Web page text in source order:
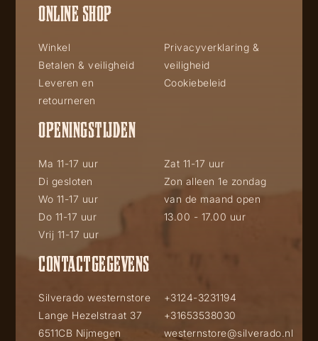
ONLINE SHOP
Winkel
Betalen & veiligheid
Leveren en
retourneren
Privacyverklaring &
veiligheid
Cookiebeleid
OPENINGSTIJDEN
Ma 11-17 uur
Di gesloten
Wo 11-17 uur
Do 11-17 uur
Vrij 11-17 uur
Zat 11-17 uur
Zon alleen 1e zondag
van de maand open
13.00 - 17.00 uur
CONTACTGEGEVENS
Silverado westernstore
Lange Hezelstraat 37
6511CB Nijmegen
+3124-3231194
+31653538030
westernstore@silverado.nl